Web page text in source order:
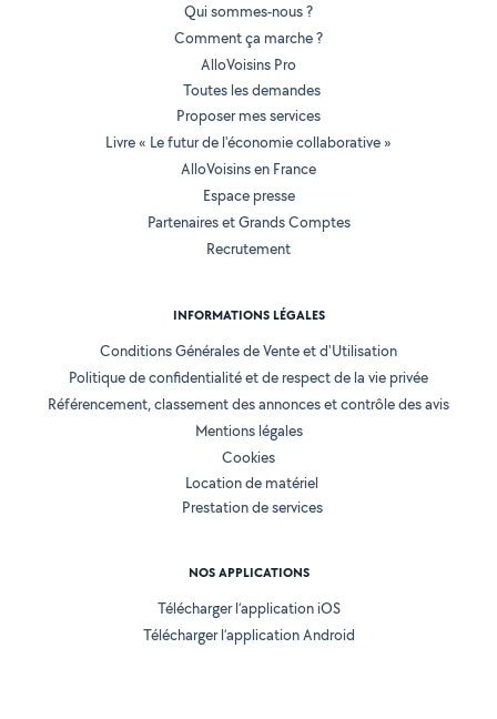
Qui sommes-nous ?
Comment ça marche ?
AlloVoisins Pro
Toutes les demandes
Proposer mes services
Livre « Le futur de l'économie collaborative »
AlloVoisins en France
Espace presse
Partenaires et Grands Comptes
Recrutement
INFORMATIONS LÉGALES
Conditions Générales de Vente et d'Utilisation
Politique de confidentialité et de respect de la vie privée
Référencement, classement des annonces et contrôle des avis
Mentions légales
Cookies
Location de matériel
Prestation de services
NOS APPLICATIONS
Télécharger l’application iOS
Télécharger l’application Android